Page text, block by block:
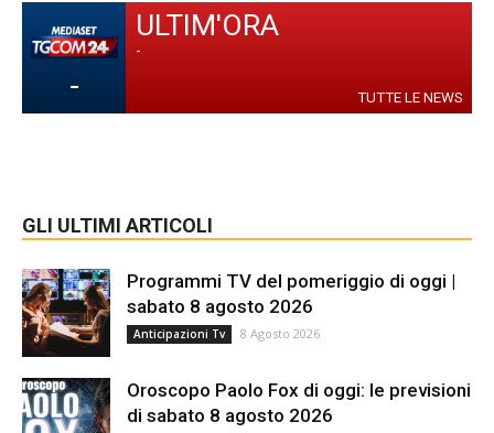
-
ULTIM'ORA
-
TUTTE LE NEWS
GLI ULTIMI ARTICOLI
Programmi TV del pomeriggio di oggi |
sabato 8 agosto 2026
Anticipazioni Tv 8 Agosto 2026
Oroscopo Paolo Fox di oggi: le previsioni
di sabato 8 agosto 2026